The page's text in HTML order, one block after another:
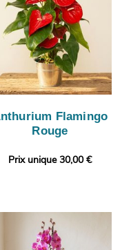
Flamingo
Rouge
Prix unique 30,00 €